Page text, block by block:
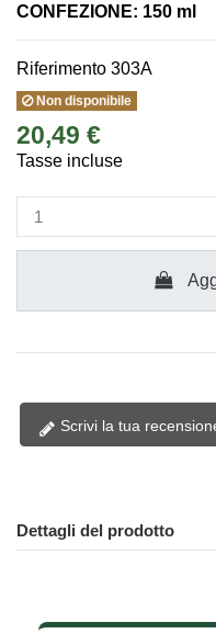
CONFEZIONE: 150 ml
Riferimento 303A
Non disponibile
20,49 €
Tasse incluse
Scrivi la tua
Dettagli del prodotto